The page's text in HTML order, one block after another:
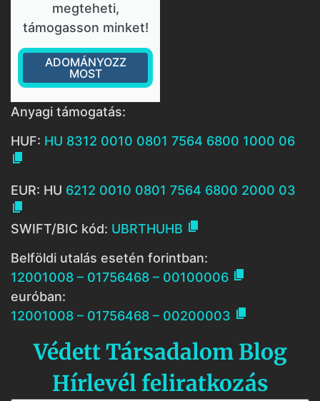
megteheti,
támogasson minket!
ADOMÁNYOZZ
MOST
Anyagi támogatás:
HUF: HU 8312 0010 0801 7564 6800 1000 06

EUR: HU 6212 0010 0801 7564 6800 2000 03

SWIFT/BIC kód: UBRTHUHB 
Belföldi utalás esetén forintban:
12001008 – 01756468 – 00100006 
euróban:
12001008 – 01756468 – 00200003 
Védett Társadalom Blog
Hírlevél feliratkozás